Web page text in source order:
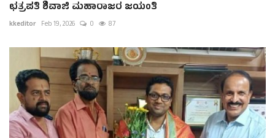
ಛತ್ರಪತಿ ಶಿವಾಜಿ ಮಹಾರಾಜರ ಜಯಂತಿ
kkeditor Feb 19, 2026 0 87